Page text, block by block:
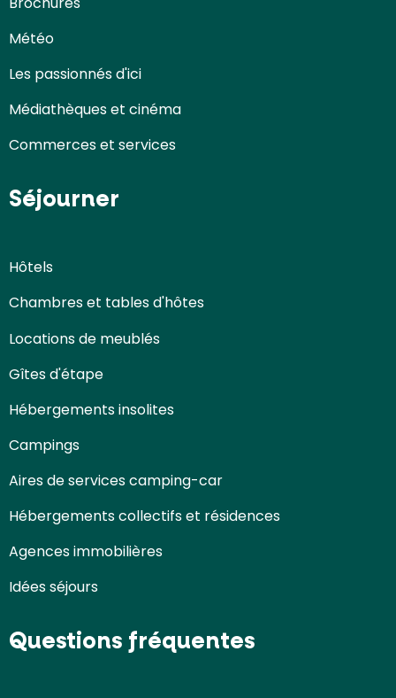
Météo
Les passionnés d'ici
Médiathèques et cinéma
Commerces et services
Séjourner
Hôtels
Chambres et tables d'hôtes
Locations de meublés
Gîtes d'étape
Hébergements insolites
Campings
Aires de services camping-car
Hébergements collectifs et résidences
Agences immobilières
Idées séjours
Questions fréquentes